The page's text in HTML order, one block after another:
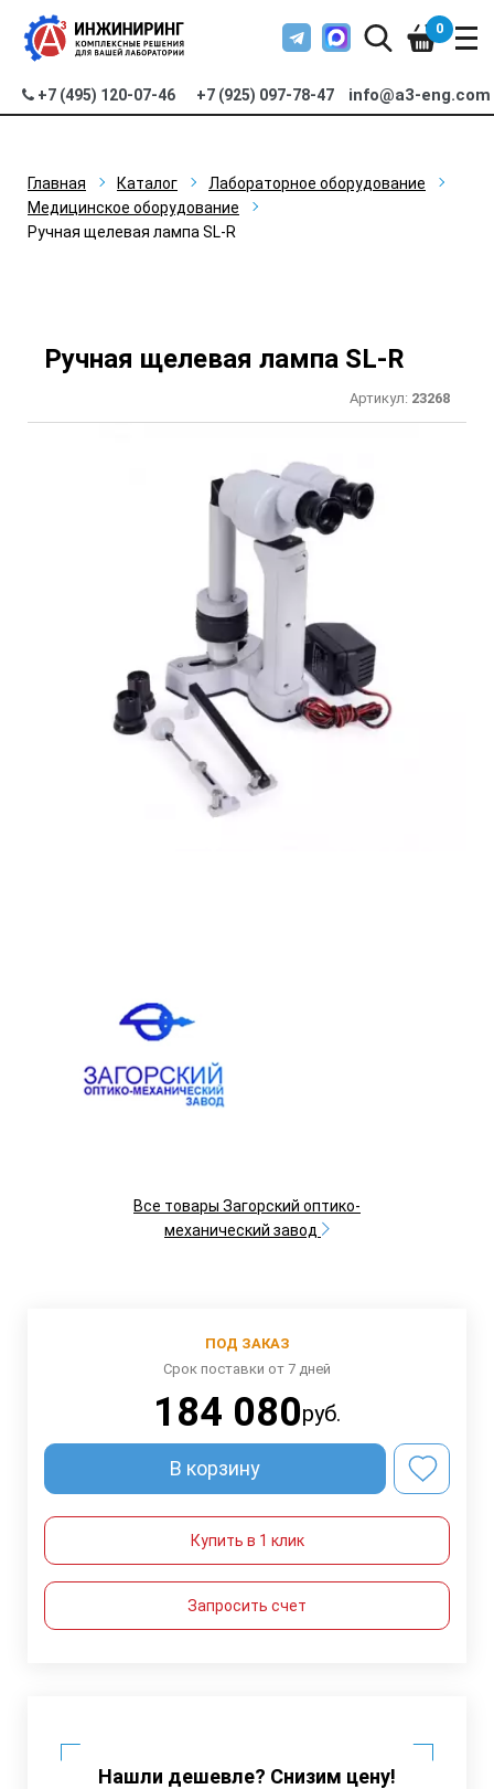
+7 (495) 120-07-46 +7 (925) 097-78-47 info@a3-eng.com
0
Главная Каталог
Лабораторное оборудование
Медицинское оборудование
Ручная щелевая лампа SL-R
Ручная щелевая лампа SL-R
Артикул: 23268
Все товары Загорский оптико-
механический завод
ПОД ЗАКАЗ
Срок поставки от 7 дней
184 080руб.
В корзину
Купить в 1 клик
Запросить счет
Нашли дешевле? Снизим цену!